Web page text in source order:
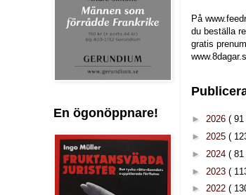
En ögonöppnare!
På
du beställa
gratis
► 2026 ( 91
► 2025 (
► 2024 ( 81
► 2023 (
► 2022 (